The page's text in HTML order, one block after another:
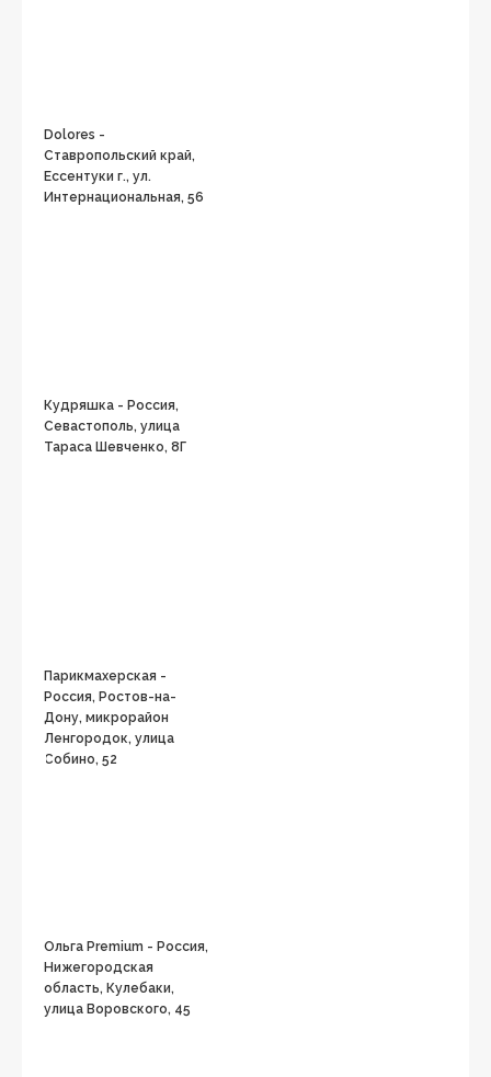
Dolores -
Ставропольский край,
Ессентуки г., ул.
Интернациональная, 56
Кудряшка - Россия,
Севастополь, улица
Тараса Шевченко, 8Г
Парикмахерская -
Россия, Ростов-на-
Дону, микрорайон
Ленгородок, улица
Собино, 52
Ольга Premium - Россия,
Нижегородская
область, Кулебаки,
улица Воровского, 45